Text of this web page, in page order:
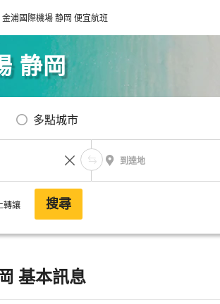
金浦國際機場 静岡 便宜航班
静岡
多點城市
到達地
轉讓 搜尋
基本訊息